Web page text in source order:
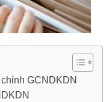
GCNDKDN